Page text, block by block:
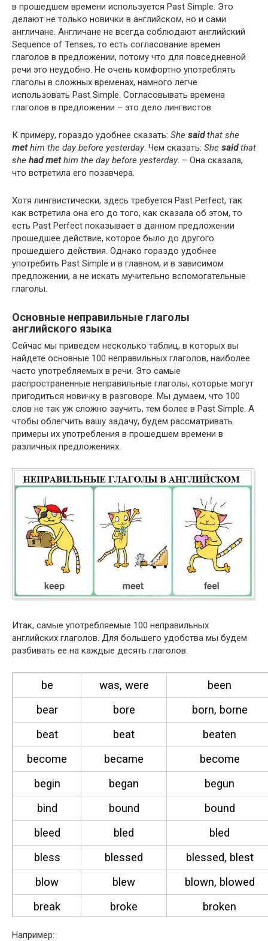
в прошедшем времени используется Past Sim­ple. Это
делают не только новички в английском, но и сами
англичане. Англичане не всегда соблюдают английский
Sequence of Tens­es, то есть согласование времен
глаголов в предложении, потому что для повседневной
речи это неудобно. Не очень комфортно употреблять
глаголы в сложных временах, намного легче
использовать Past Sim­ple. Согласовывать времена
глаголов в предложении – это дело лингвистов.
К примеру, гораздо удобнее сказать: She saidthat she
methim the day before yes­ter­day. Чем сказать: She saidthat
she had methim the day before yes­ter­day. – Она сказала,
что встретила его позавчера.
Хотя лингвистически, здесь требуется Past Per­fect, так
как встретила она его до того, как сказала об этом, то
есть Past Per­fect показывает в данном предложении
прошедшее действие, которое было до другого
прошедшего действия. Однако гораздо удобнее
употребить Past Sim­ple и в главном, и в зависимом
предложении, а не искать мучительно вспомогательные
глаголы.
Основные неправильные глаголы
английского языка
Сейчас мы приведем несколько таблиц, в которых вы
найдете основные 100 неправильных глаголов, наиболее
часто употребляемых в речи. Это самые
распространенные неправильные глаголы, которые могут
пригодиться новичку в разговоре. Мы думаем, что 100
слов не так уж сложно заучить, тем более в Past Sim­ple. А
чтобы облегчить вашу задачу, будем рассматривать
примеры их употребления в прошедшем времени в
различных предложениях.
Итак, самые употребляемые 100 неправильных
английских глаголов. Для большего удобства мы будем
разбивать ее на каждые десять глаголов.
be was, were
been
bear
bore
born, borne
beat
beat
beat­en
become
became
become
begin
began
begun
bind
bound
bound
bleed
bled
bled
bless
blessed
blessed, blest
blow
blew
blown, blowed
break
broke bro­ken
Например: